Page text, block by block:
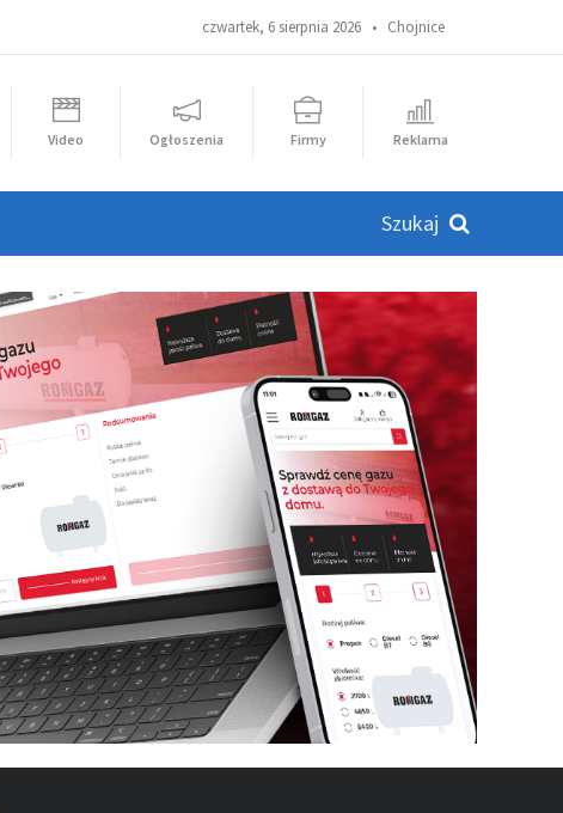
czwartek, 6 sierpnia 2026 • Chojnice
Video Ogłoszenia Firmy Reklama